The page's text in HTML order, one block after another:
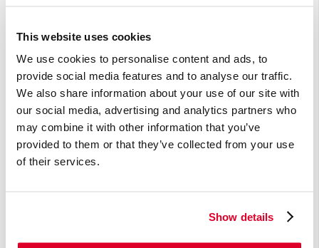
This website uses cookies
We use cookies to personalise content and ads, to
provide social media features and to analyse our traffic.
We also share information about your use of our site with
our social media, advertising and analytics partners who
may combine it with other information that you’ve
provided to them or that they’ve collected from your use
of their services.
Show details
PMS- en overgangsklachten Plantaardige middelen bij
PMS- en overgangsklachten
Veel vrouwen kampen met hormonale klachten. Van de vrouwen die
menstrueren heeft naar schatting 5 tot 40 procent ernstige
cyclusgerelateerde klachten in de vorm van PMS.
Nieuws (6)
gezonde spijsvertering tijdens vakanties en reizen?